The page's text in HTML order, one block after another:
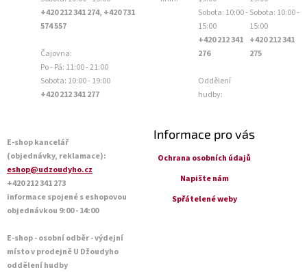
+420 212 341 274, +420 731
574 557
Čajovna:
Po - Pá: 11:00 - 21:00
Sobota: 10:00 - 19:00
+420 212 341 277
Sobota: 10:00 -
15:00
+420 212 341
276
Oddělení
hudby:
Sobota: 10:00 -
15:00
+420 212 341
275
E-shop kancelář
(objednávky, reklamace):
eshop@udzoudyho.cz
+420 212 341 273
informace spojené s eshopovou
objednávkou 9:00 - 14:00
E-shop - osobní odběr - výdejní
místo v prodejně U Džoudyho
oddělení hudby
Informace pro vás
Ochrana osobních údajů
Napište nám
Spřátelené weby